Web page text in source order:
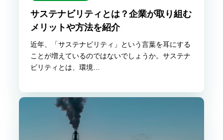
サステナビリティとは？企業が取り組む
メリットや方法を紹介
近年、「サステナビリティ」という言葉を耳にする
ことが増えているのではないでしょうか。サステナ
ビリティとは、環境…